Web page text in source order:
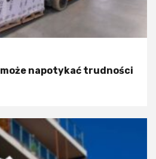
napotykać trudności